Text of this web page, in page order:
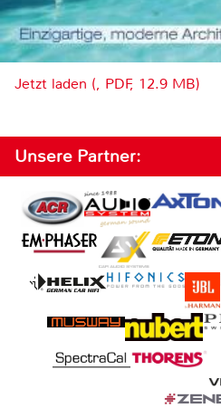
Jetzt laden (, PDF, 12.9 MB)
Unsere Partner: